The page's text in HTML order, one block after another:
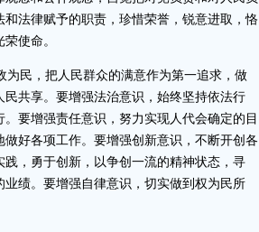
法律赋予的职责，珍惜荣誉，锐意进取，恪
使命。
民，把人民群众的满意作为第一追求，做
共享。要增强法治意识，始终坚持依法行
要增强责任意识，努力实现人代会确定的目
好各项工作。要增强创新意识，不断开创各
，勇于创新，以争创一流的精神状态，寻
绩。要增强自律意识，切实做到权为民所